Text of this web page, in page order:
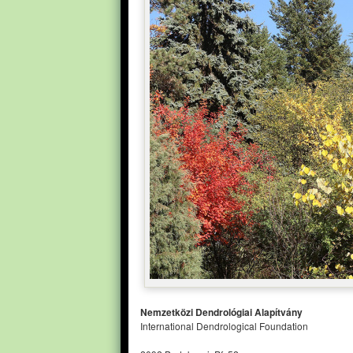
Nemzetközi Dendrológiai Alapítvány
International Dendrological Foundation